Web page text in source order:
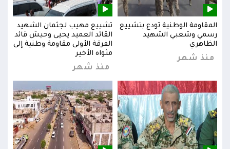
المقاومة الوطنية تودع بتشييع
رسمي وشعبي الشهيد
الظاهري
منذ شهر
تشييع مهيب لجثمان الشهيد
القائد العميد يحيى وحيش قائد
الفرقة الأولى مقاومة وطنية إلى
مثواه الأخير
منذ شهر